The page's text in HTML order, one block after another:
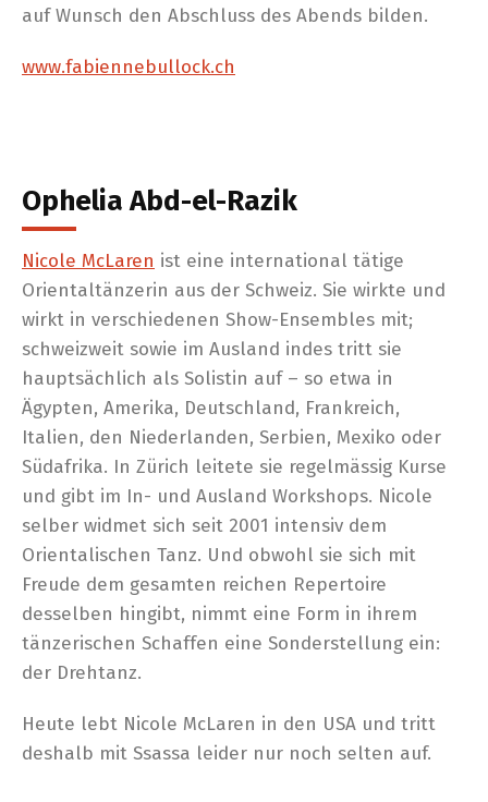
auf Wunsch den Abschluss des Abends bilden.
www.fabiennebullock.ch
Ophelia Abd-el-Razik
Nicole McLaren ist eine international tätige
Orientaltänzerin aus der Schweiz. Sie wirkte und
wirkt in verschiedenen Show-Ensembles mit;
schweizweit sowie im Ausland indes tritt sie
hauptsächlich als Solistin auf – so etwa in
Ägypten, Amerika, Deutschland, Frankreich,
Italien, den Niederlanden, Serbien, Mexiko oder
Südafrika. In Zürich leitete sie regelmässig Kurse
und gibt im In- und Ausland Workshops. Nicole
selber widmet sich seit 2001 intensiv dem
Orientalischen Tanz. Und obwohl sie sich mit
Freude dem gesamten reichen Repertoire
desselben hingibt, nimmt eine Form in ihrem
tänzerischen Schaffen eine Sonderstellung ein:
der Drehtanz.
Heute lebt Nicole McLaren in den USA und tritt
deshalb mit Ssassa leider nur noch selten auf.